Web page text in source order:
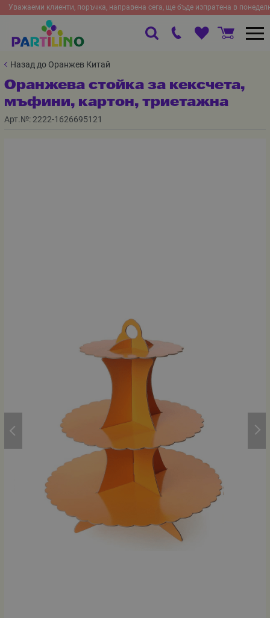
Уважаеми клиенти, поръчка, направена сега, ще бъде изпратена в
Назад до Оранжев Китай
Оранжева стойка за кексчета,
мъфини, картон, триетажна
Арт.№: 2222-1626695121